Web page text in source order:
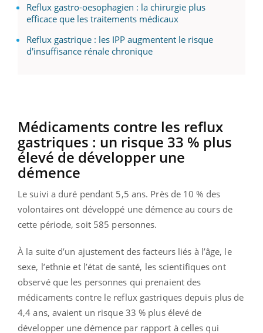
Reflux gastro-oesophagien : la chirurgie plus
efficace que les traitements médicaux
Reflux gastrique : les IPP augmentent le risque
d'insuffisance rénale chronique
Médicaments contre les reflux
gastriques : un risque 33 % plus
élevé de développer une
démence
Le suivi a duré pendant 5,5 ans. Près de 10 % des
volontaires ont développé une démence au cours de
cette période, soit 585 personnes.
À la suite d’un ajustement des facteurs liés à l’âge, le
sexe, l’ethnie et l’état de santé, les scientifiques ont
observé que les personnes qui prenaient des
médicaments contre le reflux gastriques depuis plus de
4,4 ans, avaient un risque 33 % plus élevé de
développer une démence par rapport à celles qui